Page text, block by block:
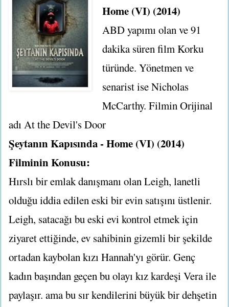
Home (VI) (2014)
ABD yapımı olan ve 91
dakika süren film Korku
türünde. Yönetmen ve
senarist ise Nicholas
McCarthy. Filmin Orijinal
adı At the Devil's Door
Şeytanın Kapısında - Home (VI) (2014)
Filminin Konusu:
Hırslı bir emlak danışmanı olan Leigh, lanetli
olduğu iddia edilen eski bir evin satışını üstlenir.
Leigh, satacağı bu eski evi kontrol etmek için
ziyaret ettiğinde, ev sahibinin gizemli bir şekilde
ortadan kaybolan kızı Hannah'yı görür. Genç
kadın başından geçen bu olayı kız kardeşi Vera ile
paylaşır. ama bu sır kendilerini büyük bir dehşetin